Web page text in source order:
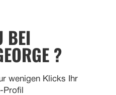
BEI
?
wenigen Klicks Ihr
Profil